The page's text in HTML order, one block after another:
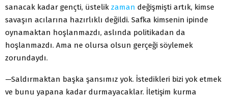
sanacak kadar gençti, üstelik zaman değişmişti artık, kimse
savaşın acılarına hazırlıklı değildi. Safka kimsenin ipinde
oynamaktan hoşlanmazdı, aslında politikadan da
hoşlanmazdı. Ama ne olursa olsun gerçeği söylemek
zorundaydı.
—Saldırmaktan başka şansımız yok. İstedikleri bizi yok etmek
ve bunu yapana kadar durmayacaklar. İletişim kurma